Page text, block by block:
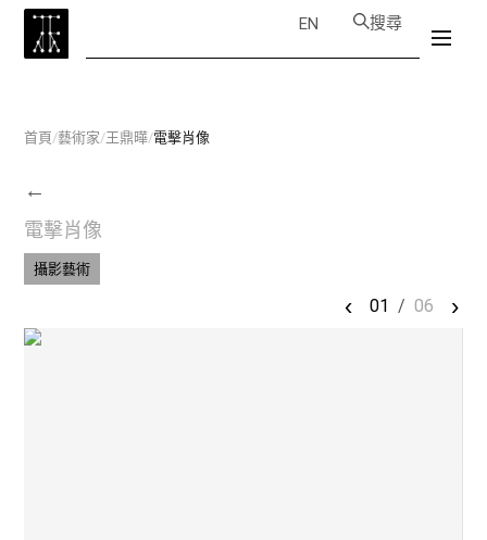
EN 搜尋
首頁/藝術家/王鼎曄/電擊肖像
←
電擊肖像
攝影藝術
‹ 01 / 06 ›